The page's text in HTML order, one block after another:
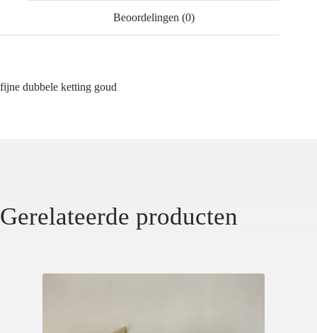
Beoordelingen (0)
fijne dubbele ketting goud
Gerelateerde producten